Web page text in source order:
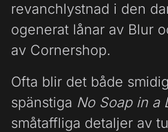
revanchlystnad i den
ogenerat lånar av Blur
av Cornershop.
Ofta blir det både
spänstiga No Soap in a
småtaffliga detaljer av